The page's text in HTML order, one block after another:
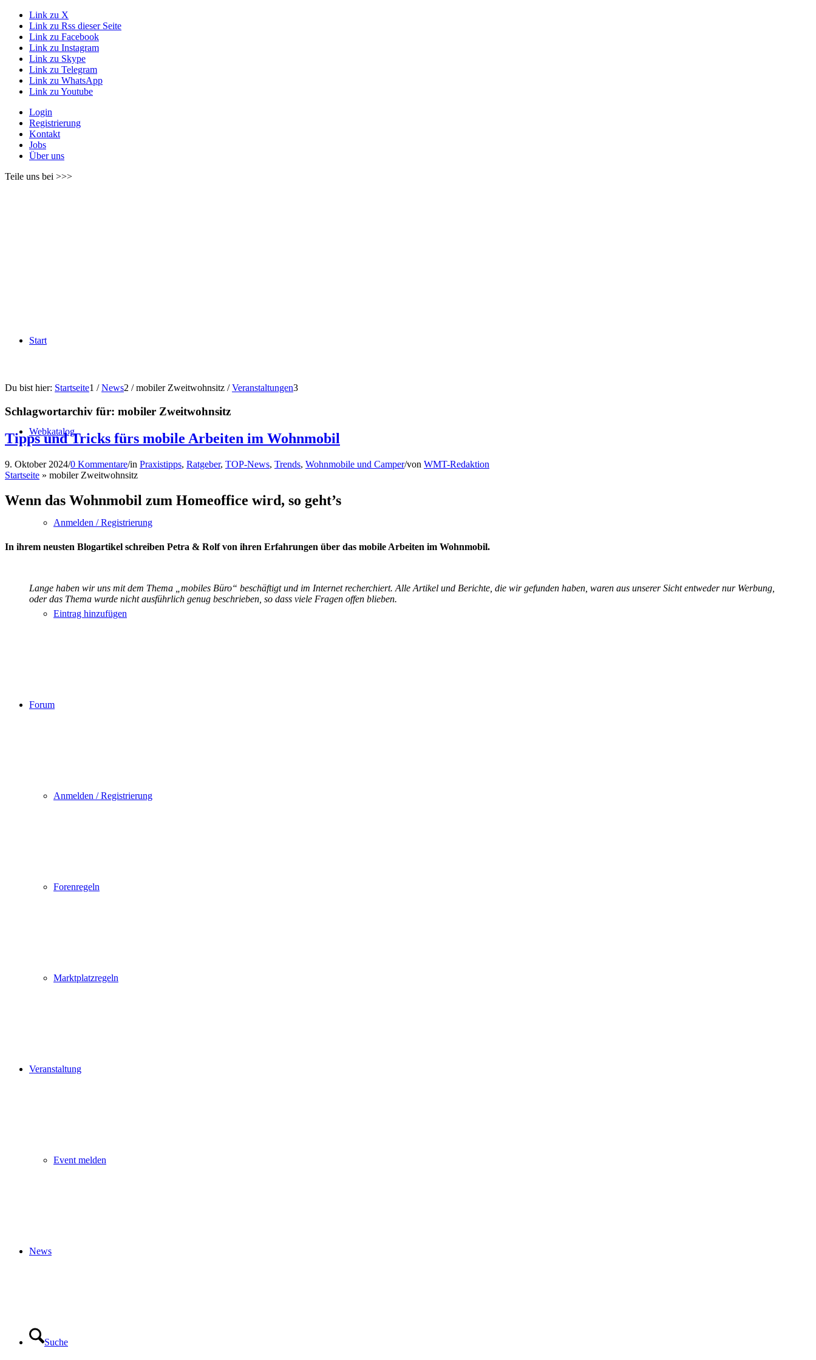
Link zu X
Link zu Rss dieser Seite
Link zu Facebook
Link zu Instagram
Link zu Skype
Link zu Telegram
Link zu WhatsApp
Link zu Youtube
Login
Registrierung
Kontakt
Jobs
Über uns
Teile uns bei >>>
Start
Webkatalog
Anmelden / Registrierung
Eintrag hinzufügen
Forum
Anmelden / Registrierung
Forenregeln
Marktplatzregeln
Veranstaltung
Event melden
News
Suche
Du bist hier: Startseite1 / News2 / mobiler Zweitwohnsitz / Veranstaltungen3
Schlagwortarchiv für: mobiler Zweitwohnsitz
Tipps und Tricks fürs mobile Arbeiten im Wohnmobil
9. Oktober 2024/0 Kommentare/in Praxistipps, Ratgeber, TOP-News, Trends, Wohnmobile und Camper/von WMT-Redaktion
Startseite » mobiler Zweitwohnsitz
Wenn das Wohnmobil zum Homeoffice wird, so geht’s
In ihrem neusten Blogartikel schreiben Petra & Rolf von ihren Erfahrungen über das mobile Arbeiten im Wohnmobil.
Lange haben wir uns mit dem Thema „mobiles Büro“ beschäftigt und im Internet recherchiert. Alle Artikel und Berichte, die wir gefunden haben, waren aus unserer Sicht entweder nur Werbung,
oder das Thema wurde nicht ausführlich genug beschrieben, so dass viele Fragen offen blieben.